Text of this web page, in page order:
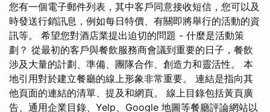
您有一個電子郵件列表，其中客戶同意接收短信，您可以及
時發送行銷訊息，例如每日特價、有關即將舉行的活動的資
訊等。 希望您對酒店業提出迫切的問題 - 什麼是活動策
劃？ 從最初的客戶與餐飲服務商會議到重要的日子，餐飲
涉及大量的計劃、準備、團隊合作、創造力和靈活性。 本
地引用對於建立餐廳的線上形象非常重要。 連結是指向其
他頁面的連結的清單、提及和網頁。 線上目錄包括黃頁廣
告、通用企業目錄、Yelp、Google 地圖等餐廳評論網站以